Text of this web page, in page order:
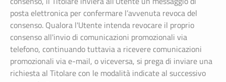
posta elettronica per confermare l’avvenuta revoca del
consenso. Qualora l'Utente intenda revocare il proprio
consenso all'invio di comunicazioni promozionali via
telefono, continuando tuttavia a ricevere comunicazioni
promozionali via e-mail, o viceversa, si prega di inviare una
richiesta al Titolare con le modalità indicate al successivo